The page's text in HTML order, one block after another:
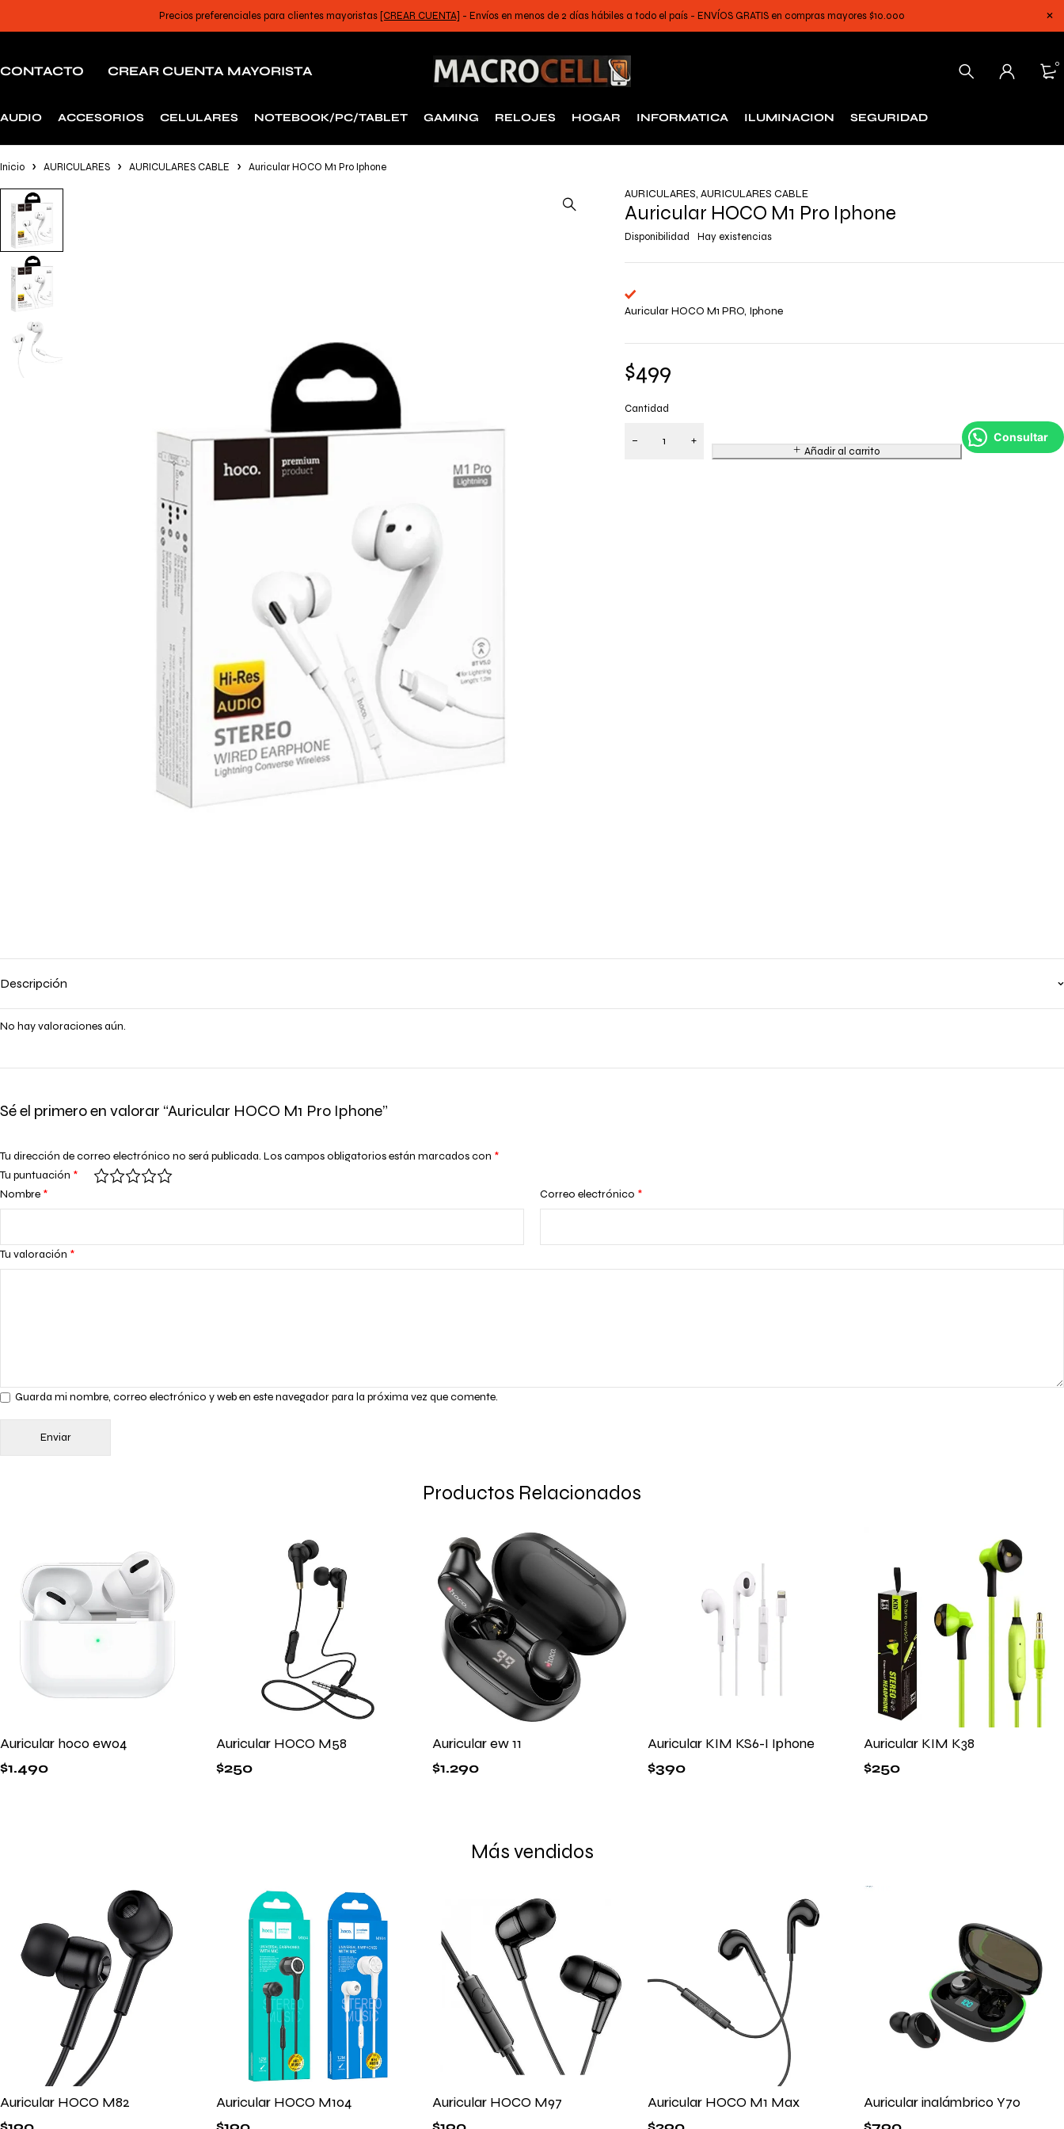
Precios preferenciales para clientes mayoristas [CREAR CUENTA] - Envíos en menos de 2 días hábiles a todo el país - ENVÍOS GRATIS en compras mayores $10.000
CONTACTO CREAR CUENTA MAYORISTA 0
AUDIO ACCESORIOS CELULARES NOTEBOOK/PC/TABLET GAMING RELOJES HOGAR INFORMATICA ILUMINACION SEGURIDAD
Inicio AURICULARES AURICULARES CABLE Auricular HOCO M1 Pro Iphone
AURICULARES,AURICULARES CABLE
Auricular HOCO M1 Pro Iphone
Disponibilidad Hay existencias
Auricular HOCO M1 PRO, Iphone
$499
Cantidad
Añadir al carrito
Consultar
Descripción
No hay valoraciones aún.
Sé el primero en valorar “Auricular HOCO M1 Pro Iphone”
Tu dirección de correo electrónico no será publicada. Los campos obligatorios están marcados con *
Tu puntuación *
Tu valoración *
Nombre * Correo electrónico *
Guarda mi nombre, correo electrónico y web en este navegador para la próxima vez que comente.
Productos Relacionados
Auricular hoco ew04
$1.490
Auricular HOCO M58
$250
Auricular ew 11
$1.290
Auricular KIM KS6-I Iphone
$390
Auricular KIM K38
$250
Más vendidos
Auricular HOCO M82
Auricular HOCO M104
Auricular HOCO M97
Auricular HOCO M1 Max
Auricular inalámbrico Y70